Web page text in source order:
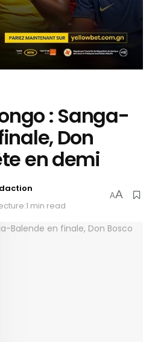
: Sanga-
Don
en demi
min read
AA